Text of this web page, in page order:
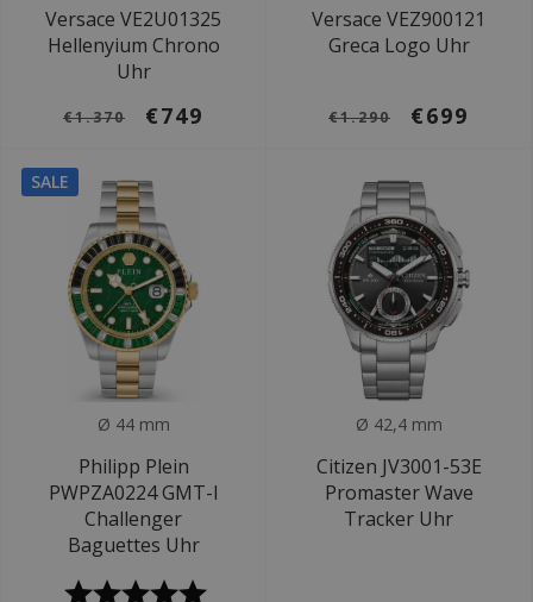
Versace VE2U01325
Hellenyium Chrono
Uhr
€1.370 €749
Versace VEZ900121
Greca Logo Uhr
€1.290 €699
SALE
Ø 44 mm
Philipp Plein
PWPZA0224 GMT-I
Challenger
Baguettes Uhr
Ø 42,4 mm
Citizen JV3001-53E
Promaster Wave
Tracker Uhr